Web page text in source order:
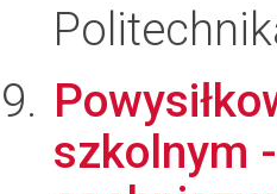
szkolnym